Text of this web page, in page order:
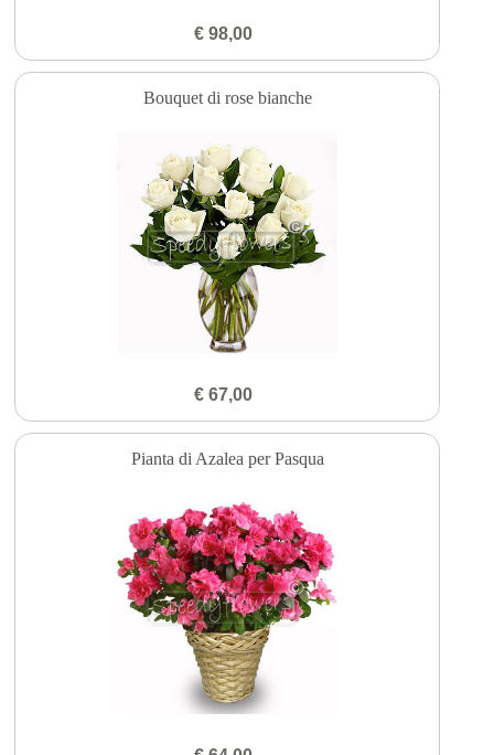
€ 98,00
Bouquet di rose bianche
€ 67,00
Pianta di Azalea per Pasqua